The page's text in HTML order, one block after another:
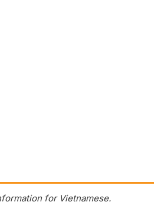
for Vietnamese.